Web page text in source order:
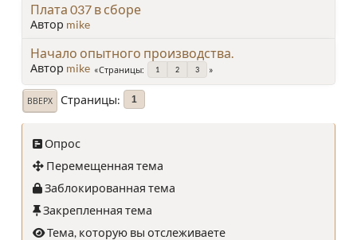
Плата 037 в сборе
Автор mike
Начало опытного производства.
Автор mike Страницы 1 2 3
ВВЕРХ Страницы 1
Опрос
Перемещенная тема
Заблокированная тема
Закрепленная тема
Тема, которую вы отслеживаете